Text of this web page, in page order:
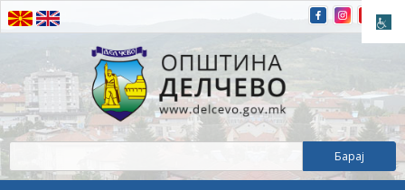
Прескокнете на содржината
Општина Делчево
Општина Делчево